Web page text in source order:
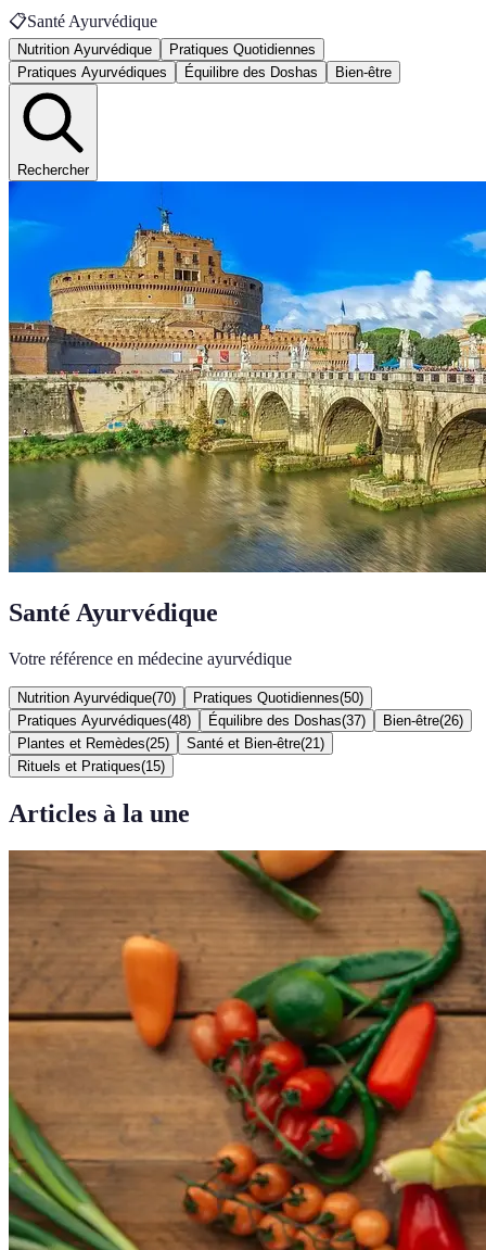
📋Santé Ayurvédique
Nutrition Ayurvédique
Pratiques Quotidiennes
Pratiques Ayurvédiques
Équilibre des Doshas Bien-être
Rechercher
Santé Ayurvédique
Votre référence en médecine ayurvédique
Nutrition Ayurvédique(70) Pratiques Quotidiennes(50)
Pratiques Ayurvédiques(48) Équilibre des Doshas(37) Bien-être(26)
Plantes et Remèdes(25) Santé et Bien-être(21 )
Rituels et Pratiques(15)
Articles à la une